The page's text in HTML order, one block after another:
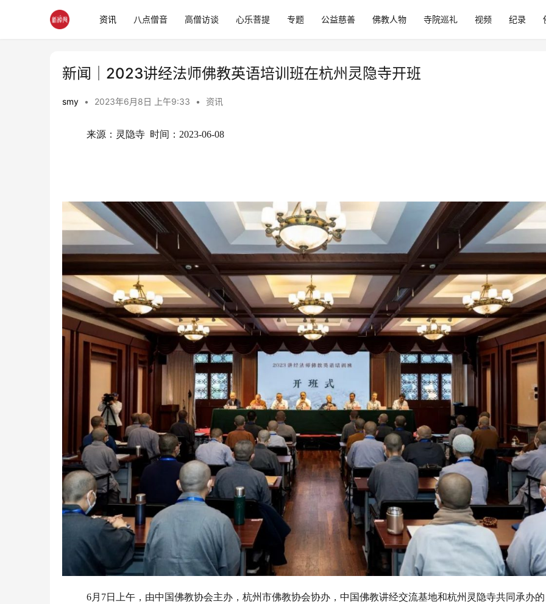
资讯 八点僧音 高僧访谈 心乐菩提 专题 公益慈善 佛教人物 寺院巡礼 视频 纪录
新闻｜2023讲经法师佛教英语培训班在杭州灵隐寺开班
smy • 2023年6月8日 上午9:33 • 资讯
来源：灵隐寺  时间：2023-06-08
6月 7日上午，由中国佛教协会主办，杭州市佛教协会协办，中国佛教讲经交流基地和杭州灵隐寺共同承办的